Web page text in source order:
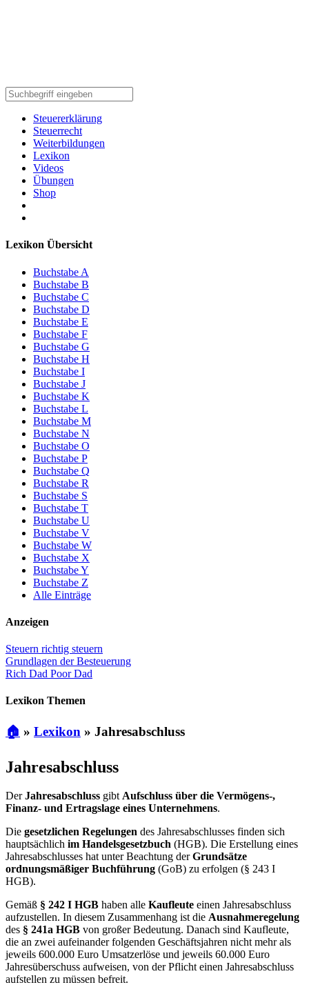
Steuererklärung
Steuerrecht
Weiterbildungen
Lexikon
Videos
Übungen
Shop
Lexikon Übersicht
Buchstabe A
Buchstabe B
Buchstabe C
Buchstabe D
Buchstabe E
Buchstabe F
Buchstabe G
Buchstabe H
Buchstabe I
Buchstabe J
Buchstabe K
Buchstabe L
Buchstabe M
Buchstabe N
Buchstabe O
Buchstabe P
Buchstabe Q
Buchstabe R
Buchstabe S
Buchstabe T
Buchstabe U
Buchstabe V
Buchstabe W
Buchstabe X
Buchstabe Y
Buchstabe Z
Alle Einträge
Anzeigen
Steuern richtig steuern
Grundlagen der Besteuerung
Rich Dad Poor Dad
Lexikon Themen
🏠 » Lexikon » Jahresabschluss
Jahresabschluss
DerJahresabschluss gibtAufschluss über die Vermögens-,
Finanz- und Ertragslage eines Unternehmens.
Die gesetzlichen Regelungen des Jahresabschlusses finden sich
hauptsächlich im Handelsgesetzbuch (HGB). Die Erstellung eines
Jahresabschlusses hat unter Beachtung derGrundsätze
ordnungsmäßiger Buchführung (GoB) zu erfolgen (§ 243 I
HGB).
Gemäß § 242 I HGB haben alle Kaufleute einen Jahresabschluss
aufzustellen. In diesem Zusammenhang ist die Ausnahmeregelung
des § 241a HGB von großer Bedeutung. Danach sind Kaufleute,
die an zwei aufeinander folgenden Geschäftsjahren nicht mehr als
jeweils 600.000 Euro Umsatzerlöse und jeweils 60.000 Euro
Jahresüberschuss aufweisen, von der Pflicht einen Jahresabschluss
aufstellen zu müssen befreit.